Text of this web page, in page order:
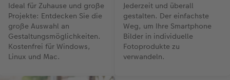
Ideal für Zuhause und große
Projekte: Entdecken Sie die
große Auswahl an
Gestaltungsmöglichkeiten.
Kostenfrei für Windows,
Linux und Mac.
Jederzeit und überall
gestalten. Der einfachste
Weg, um Ihre Smartphone
Bilder in individuelle
Fotoprodukte zu
verwandeln.